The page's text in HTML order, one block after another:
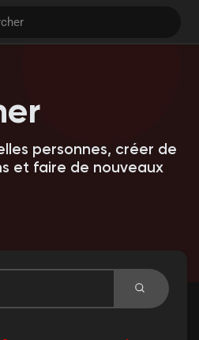
personnes, créer de
et faire de nouveaux